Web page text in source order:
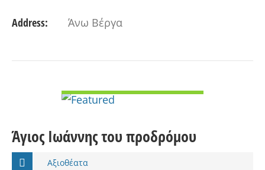
Address: Άνω Βέργα
Άγιος Ιωάννης του προδρόμου
Αξιοθέατα